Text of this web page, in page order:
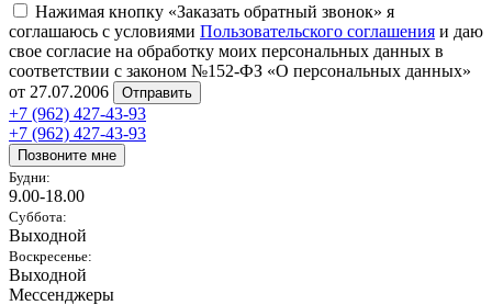
Нажимая кнопку «Заказать обратный звонок» я
соглашаюсь с условиями Пользовательского соглашения и даю
свое согласие на обработку моих персональных данных в
соответствии с законом №152-ФЗ «О персональных данных»
от 27.07.2006
Отправить
+7 (962) 427-43-93
+7 (962) 427-43-93
Позвоните мне
Будни:
9.00-18.00
Суббота:
Выходной
Воскресенье:
Выходной
Мессенджеры